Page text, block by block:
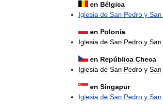
en Bélgica
Iglesia de San Pedro y San
en Polonia
Iglesia de San Pedro y San
en República Checa
Iglesia de San Pedro y San
en Singapur
Iglesia de San Pedro y San